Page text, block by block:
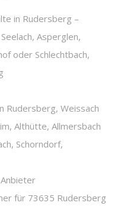
in Rudersberg –
Asperglen,
oder Schlechtbach,
Rudersberg, Weissach
Althütte, Allmersbach
Schorndorf,
für 73635 Rudersberg